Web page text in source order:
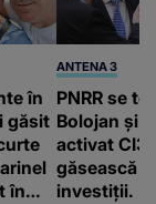
în
găsit
în
ANTENA 3
PNRR se
Bolojan și
activat
găsească
investiții.